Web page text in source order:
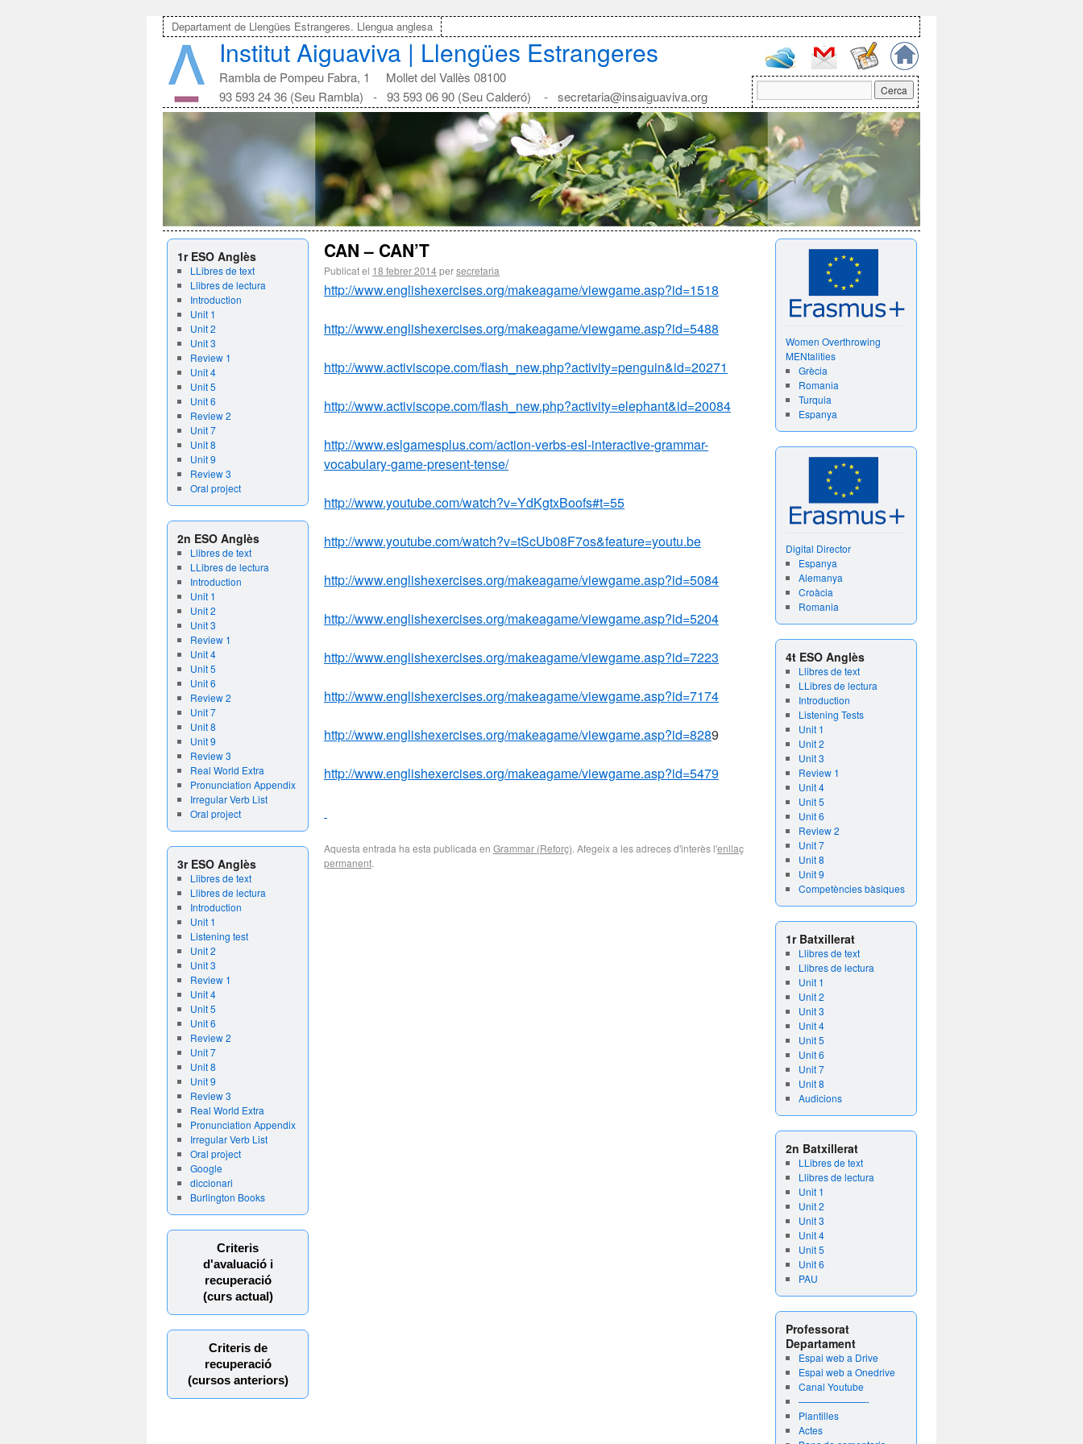
Departament de Llengües Estrangeres. Llengua anglesa
Institut Aiguaviva | Llengües Estrangeres
Rambla de Pompeu Fabra, 1 Mollet del Vallès 08100
93 593 24 36 (Seu Rambla) - 93 593 06 90 (Seu Calderó) - secretaria@insaiguaviva.org
1r ESO Anglès
LLibres de text
Llibres de lectura
Introduction
Unit 1
Unit 2
Unit 3
Review 1
Unit 4
Unit 5
Unit 6
Review 2
Unit 7
Unit 8
Unit 9
Review 3
Oral project
2n ESO Anglès
Llibres de text
LLibres de lectura
Introduction
Unit 1
Unit 2
Unit 3
Review 1
Unit 4
Unit 5
Unit 6
Review 2
Unit 7
Unit 8
Unit 9
Review 3
Real World Extra
Pronunciation Appendix
Irregular Verb List
Oral project
3r ESO Anglès
Llibres de text
Llibres de lectura
Introduction
Unit 1
Listening test
Unit 2
Unit 3
Review 1
Unit 4
Unit 5
Unit 6
Review 2
Unit 7
Unit 8
Unit 9
Review 3
Real World Extra
Pronunciation Appendix
Irregular Verb List
Oral project
Google
diccionari
Burlington Books
Criteris
d'avaluació i
recuperació
(curs actual)
Criteris de
recuperació
(cursos anteriors)
Women Overthrowing
MENtalities
Grècia
Romania
Turquia
Espanya
Digital Director
Espanya
Alemanya
Croàcia
Romania
4t ESO Anglès
Llibres de text
LLibres de lectura
Introduction
Listening Tests
Unit 1
Unit 2
Unit 3
Review 1
Unit 4
Unit 5
Unit 6
Review 2
Unit 7
Unit 8
Unit 9
Competències bàsiques
1r Batxillerat
Llibres de text
Llibres de lectura
Unit 1
Unit 2
Unit 3
Unit 4
Unit 5
Unit 6
Unit 7
Unit 8
Audicions
2n Batxillerat
LLibres de text
Llibres de lectura
Unit 1
Unit 2
Unit 3
Unit 4
Unit 5
Unit 6
PAU
Professorat
Departament
Espai web a Drive
Espai web a Onedrive
Canal Youtube
———————-
Plantilles
Actes
CAN – CAN’T
Publicat el 18 febrer 2014persecretaria
http://www.englishexercises.org/makeagame/viewgame.asp?id=1518
http://www.englishexercises.org/makeagame/viewgame.asp?id=5488
http://www.activiscope.com/flash_new.php?activity=penguin&id=20271
http://www.activiscope.com/flash_new.php?activity=elephant&id=20084
http://www.eslgamesplus.com/action-verbs-esl-interactive-grammar-
vocabulary-game-present-tense/
http://www.youtube.com/watch?v=YdKgtxBoofs#t=55
http://www.youtube.com/watch?v=tScUb08F7os&feature=youtu.be
http://www.englishexercises.org/makeagame/viewgame.asp?id=5084
http://www.englishexercises.org/makeagame/viewgame.asp?id=5204
http://www.englishexercises.org/makeagame/viewgame.asp?id=7223
http://www.englishexercises.org/makeagame/viewgame.asp?id=7174
http://www.englishexercises.org/makeagame/viewgame.asp?id=8289
http://www.englishexercises.org/makeagame/viewgame.asp?id=5479
Aquesta entrada ha esta publicada en Grammar (Reforç). Afegeix a les adreces d'interès l'enllaç
permanent.